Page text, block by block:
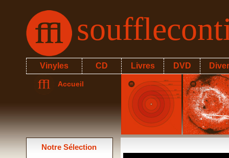
Vinyles CD Livres DVD
Accueil
Notre Sélection